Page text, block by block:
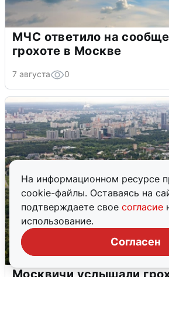
На информационном ресурсе
cookie-файлы. Оставаясь на
подтверждаете свое согласие
использование.
Согласен
МЧС ответило на
грохоте в Москве
7 августа 0
Москвичи услышали